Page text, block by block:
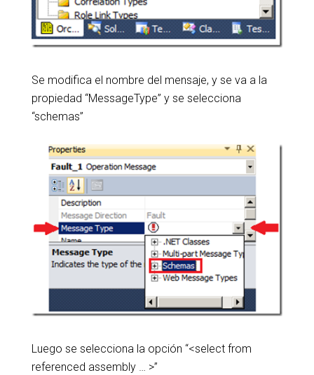
Se modifica el nombre del mensaje, y se va a la
propiedad “MessageType” y se selecciona
“schemas”
Luego se selecciona la opción “<select from
referenced assembly … >”